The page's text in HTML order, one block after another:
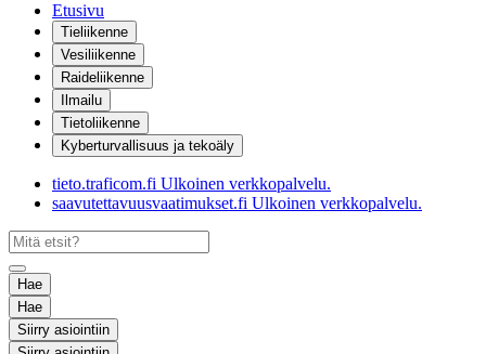
Etusivu
Tieliikenne
Vesiliikenne
Raideliikenne
Ilmailu
Tietoliikenne
Kyberturvallisuus ja tekoäly
tieto.traficom.fi Ulkoinen verkkopalvelu.
saavutettavuusvaatimukset.fi Ulkoinen verkkopalvelu.
Hae
Hae
Siirry asiointiin